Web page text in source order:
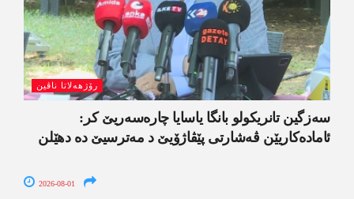
رۆژھەلاتا ناڤین
سەزگین تانریکولو بانگا یاسایا چارەسەریێ کر:
ئامادەکاریێن ڤەشارتی پێڤاژۆیێ د مەترسیێ دە دھێلن
2026-08-01